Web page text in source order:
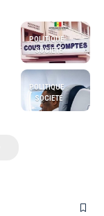
POLITIQUE
SOCIETE
POLITIQUE
SOCIETE